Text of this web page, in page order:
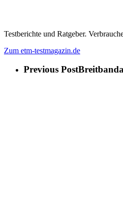
Testberichte und Ratgeber.
Zum etm-testmagazin.de
Previous Post